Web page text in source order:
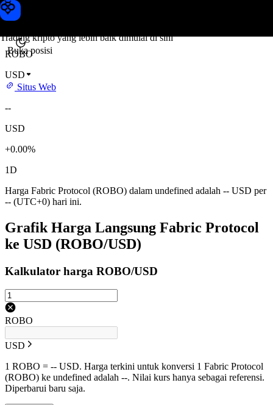
Trading kripto yang lebih baik dimulai di sini
Buka posisi
Harga Fabric Protocol
ROBO
USD
Situs Web
--
USD
+0.00%
1D
Harga Fabric Protocol (ROBO) dalam undefined adalah -- USD per
-- (UTC+0) hari ini.
Grafik Harga Langsung Fabric Protocol
ke USD (ROBO/USD)
Kalkulator harga ROBO/USD
ROBO
USD
1 ROBO = -- USD. Harga terkini untuk konversi 1 Fabric Protocol
(ROBO) ke undefined adalah --. Nilai kurs hanya sebagai referensi.
Diperbarui baru saja.